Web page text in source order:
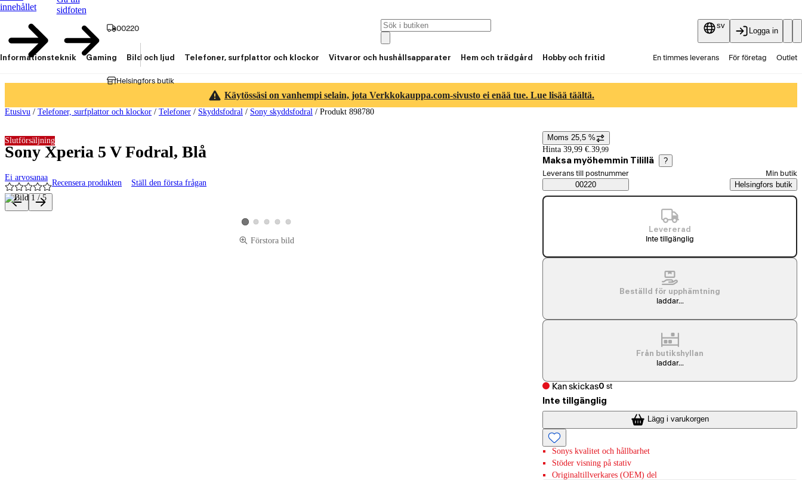
innehållet
sidfoten
00220
Helsingfors butik
sv
Logga in
Informationsteknik Gaming Bild och ljud Telefoner, surfplattor och klockor Vitvaror och hushållsapparater Hem och trädgård Hobby och fritid En timmes leverans För företag Outlet
Käytössäsi on vanhempi selain, jota Verkkokauppa.com-sivusto ei enää tue. Lue lisää täältä.
Etusivu / Telefoner, surfplattor och klockor / Telefoner / Skyddsfodral / Sony skyddsfodral / Produkt 898780
Sony Xperia 5 V Fodral, Blå
Ei arvosanaa
Recensera produkten Ställ den första frågan
Slutförsäljning
Produktbilder och videor
Visa produktbild 1
Visa produktbild 2
Visa produktbild 3
Visa produktbild 4
Visa produktbild 5
Förstora bild
Prisinformation
Moms 25,5 %
Hinta 39,99 €.39,99
Maksa myöhemmin Tilillä ?
Saatavuustiedot
Välj beställningssätt
Leverans till postnummer
00220
Min butik
Helsingfors butik
Levererad
Inte tillgänglig
Beställd för upphämtning
laddar...
Från butikshyllan
laddar...
Kan skickas0 st
Inte tillgänglig
Lägg i varukorgen
Sonys kvalitet och hållbarhet
Stöder visning på stativ
Originaltillverkares (OEM) del